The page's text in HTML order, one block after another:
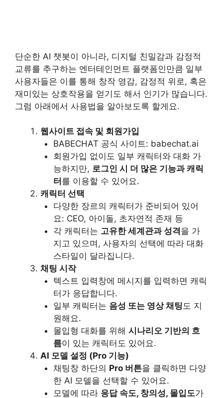
단순한 AI 챗봇이 아니라, 디지털 친밀감과 감정적
교류를 추구하는 엔터테인먼트 플랫폼인만큼 일부
사용자들은 이를 통해 창작 영감, 감정적 위로, 혹은
재미있는 상호작용을 얻기도 해서 인기가 많습니다.
그럼 아래에서 사용법을 알아보도록 할게요.
웹사이트 접속 및 회원가입
BABECHAT 공식 사이트: babechat.ai
회원가입 없이도 일부 캐릭터와 대화 가
능하지만, 로그인 시 더 많은 기능과 캐릭
터 를 이용할 수 있어요.
캐릭터 선택
다양한 장르의 캐릭터가 준비되어 있어
요: CEO, 아이돌, 초자연적 존재 등
각 캐릭터는 고유한 세계관과 성격을 가
지고 있으며, 사용자의 선택에 따라 대화
스타일이 달라집니다.
채팅 시작
텍스트 입력창에 메시지를 입력하면 캐릭
터가 응답합니다.
일부 캐릭터는 음성 또는 영상 채팅도 지
원해요.
몰입형 대화를 위해 시나리오 기반의 흐
름이 있는 캐릭터도 있어요.
AI 모델 설정 (Pro 기능)
채팅창 하단의 Pro 버튼을 클릭하면 다양
한 AI 모델을 선택할 수 있어요.
모델에 따라 응답 속도, 창의성, 몰입도가